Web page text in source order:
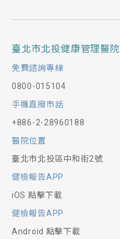
臺北市北投健康管理醫院
免費諮詢專線
0800-015104
手機直撥市話
+886-2-28960188
醫院位置
臺北市北投區中和街2號
健檢報告APP
iOS 點擊下載
健檢報告APP
Android 點擊下載